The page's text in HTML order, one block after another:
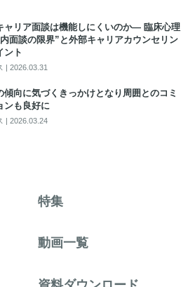
ャリア面談は機能しにくいのか― 臨床心理
面談の限界”と外部キャリアカウンセリン
ント
2026.03.31
傾向に気づくきっかけとなり周囲とのコミ
ンも良好に
2026.03.24
特集
動画一覧